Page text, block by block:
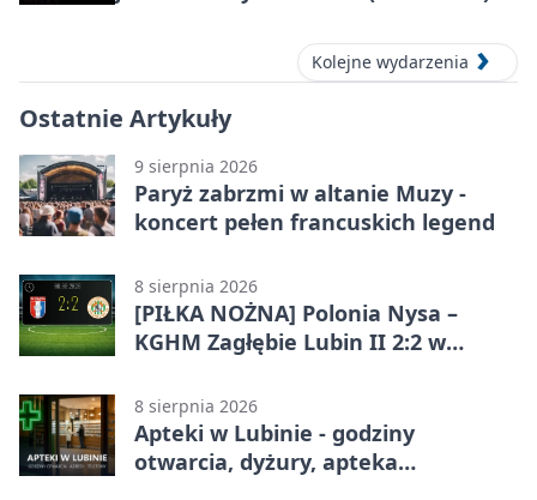
Kolejne wydarzenia
Ostatnie Artykuły
9 sierpnia 2026
Paryż zabrzmi w altanie Muzy -
koncert pełen francuskich legend
8 sierpnia 2026
[PIŁKA NOŻNA] Polonia Nysa –
KGHM Zagłębie Lubin II 2:2 w
8 sierpnia 2026
Apteki w Lubinie - godziny
otwarcia, dyżury, apteka